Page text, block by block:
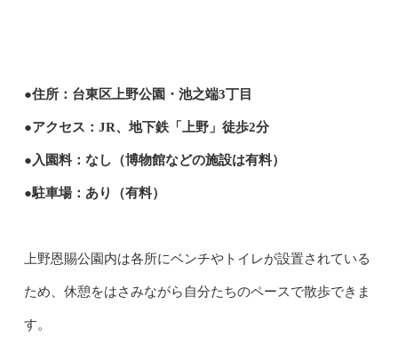
●住所：台東区上野公園・池之端3丁目
●アクセス：JR、地下鉄「上野」徒歩2分
●入園料：なし（博物館などの施設は有料）
●駐車場：あり（有料）
上野恩賜公園内は各所にベンチやトイレが設置されている
ため、休憩をはさみながら自分たちのペースで散歩できま
す。